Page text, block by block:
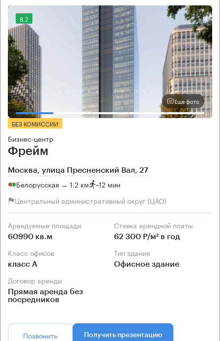
8.2
Еще фото
БЕЗ КОМИССИИ
Бизнес-центр
Фрейм
Москва, улица Пресненский Вал, 27
Белорусская → 1.2 км ~12 мин
Центральный административный округ (ЦАО)
Арендуемые площади
60990 кв.м
Ставка арендной платы
62 300 Р/м² в год
Класс офисов
класс А
Тип здания
Офисное здание
Договор аренды
Прямая аренда без
посредников
Позвонить Получить презентацию